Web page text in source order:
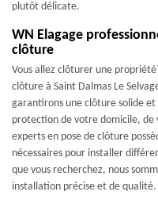
plutôt délicate.
WN Elagage
clôture
Vous allez clôturer une
clôture à Saint Dalmas Le
garantirons une clôture solide
protection de votre domicile,
experts en pose de clôture
nécessaires pour installer
que vous recherchez, nous
installation précise et de qualité.